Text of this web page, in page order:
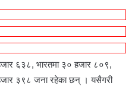
६३८, भारतमा ३० हजार ८०९,
३९८ जना रहेका छन् । यसैगरी